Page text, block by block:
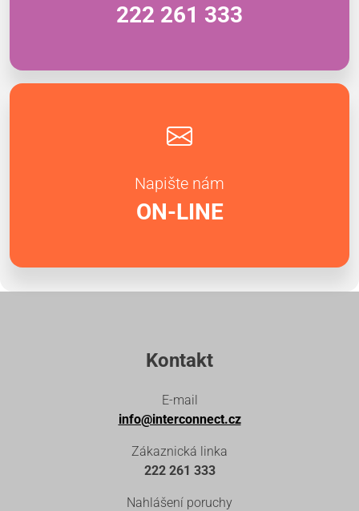
222 261 333
Napište nám
ON-LINE
Kontakt
E-mail
info@interconnect.cz
Zákaznická linka
222 261 333
Nahlášení poruchy